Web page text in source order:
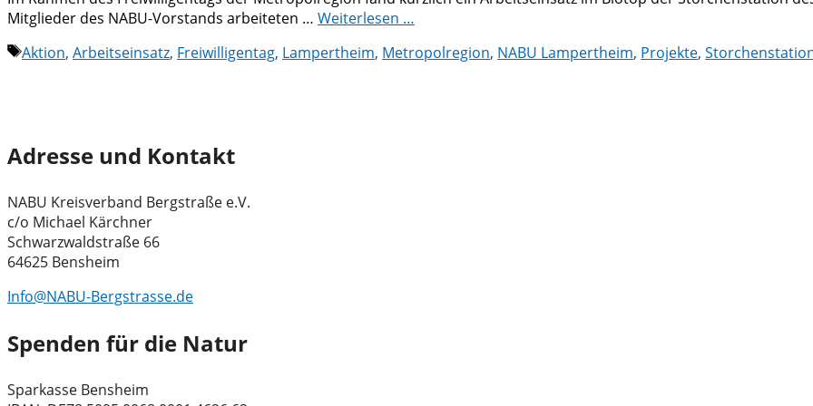
Mitglieder des NABU-Vorstands arbeiteten … Weiterlesen …
Schlagwörter
Aktion, Arbeitseinsatz, Freiwilligentag, Lampertheim, Metropolregion, NABU Lampertheim, Projekte,
Adresse und Kontakt
NABU Kreisverband Bergstraße e.V.
c/o Michael Kärchner
Schwarzwaldstraße 66
64625 Bensheim
Info@NABU-Bergstrasse.de
Spenden für die Natur
Sparkasse Bensheim